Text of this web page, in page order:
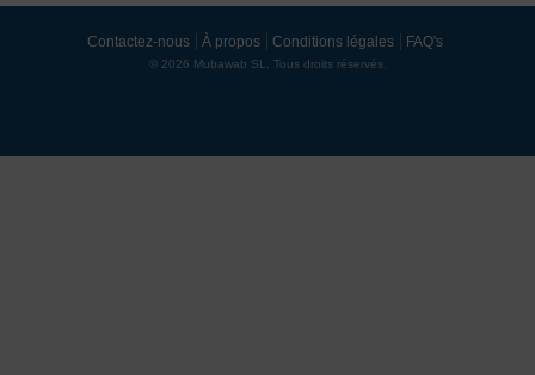
Contactez-nous À propos Conditions légales FAQ's
© 2026 Mubawab SL. Tous droits réservés.